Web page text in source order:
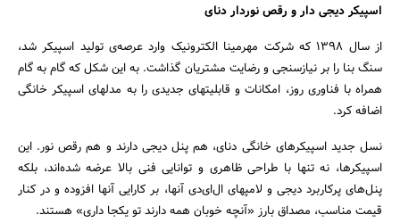
اسپیکر دیجی دار و رقص نوردار دنای
از سال 1398 که شرکت مهرمینا الکترونیک وارد عرصه‌ی تولید اسپیکر شد،
سنگ بنا را بر نیازسنجی و رضایت مشتریان گذاشت. به این شکل که گام به گام
همراه با فناوری روز، امکانات و قابلیتهای جدیدی را به مدلهای اسپیکر خانگی
اضافه کرد.
نسل جدید اسپیکرهای خانگی دنای، هم پنل دیجی دارند و هم رقص نور. این
اسپیکرها، نه تنها با طراحی ظاهری و توانایی فنی بالا عرضه شده‌اند، بلکه
پنل‌های پرکاربرد دیجی و لامپهای ال‌ای‌دی آنها، بر کارایی آنها افزوده و در کنار
قیمت مناسب، مصداق بارز «آنچه خوبان همه دارند تو یکجا داری» هستند.